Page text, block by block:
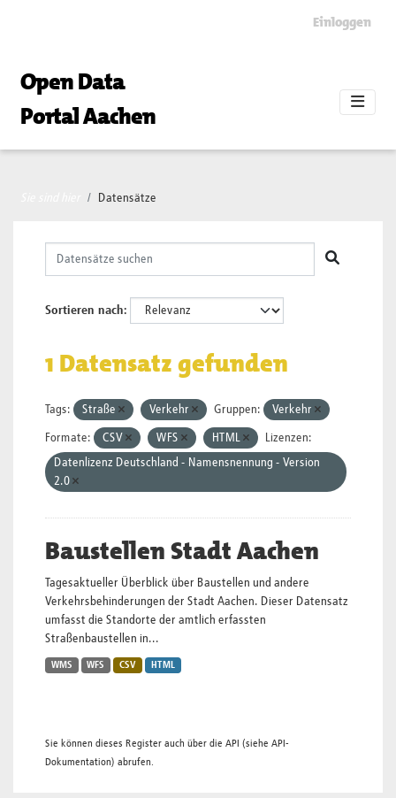
Einloggen
Open Data
Portal Aachen
Datensätze
Sortieren nach
1 Datensatz gefunden
Tags: Straße Verkehr Gruppen: Verkehr
Formate: CSV WFS HTML
Lizenzen:
Datenlizenz Deutschland - Namensnennung - Version
2.0
Baustellen Stadt Aachen
Tagesaktueller Überblick über Baustellen und andere
Verkehrsbehinderungen der Stadt Aachen. Dieser Datensatz
umfasst die Standorte der amtlich erfassten
Straßenbaustellen in...
WMS WFS CSV HTML
Sie können dieses Register auch über die API (siehe API-
Dokumentation) abrufen.